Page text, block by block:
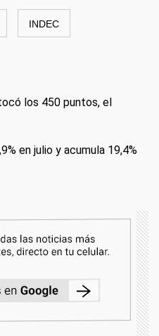
INDEC
los 450 puntos, el
en julio y acumula 19,4%